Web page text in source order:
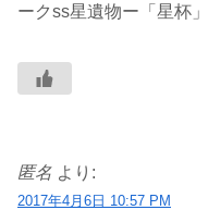
ークss星遺物ー「星杯
匿名 より:
2017年4月6日 10:57 PM